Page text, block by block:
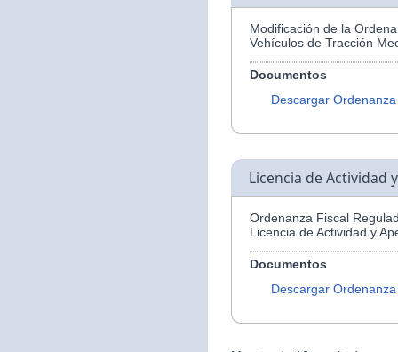
Modificación de la
Vehículos de Tracción
Documentos
Descargar Ordenanza
Licencia de Actividad
Ordenanza Fiscal
Licencia de Actividad y
Documentos
Descargar Ordenanza